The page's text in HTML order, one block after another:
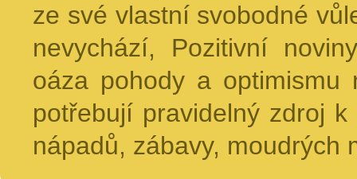
ze své vlastní svobodné
nevychází, Pozitivní
oáza pohody a
potřebují pravidelný zdroj
nápadů, zábavy, moudrých